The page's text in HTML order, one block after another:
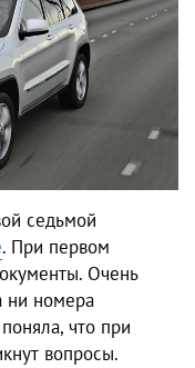
седьмой
. При первом
Очень
ни номера
что при
вопросы.